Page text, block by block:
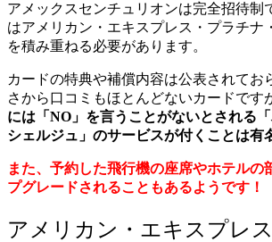
アメックスセンチュリオンは完全招待制
はアメリカン・エキスプレス・プラチナ
を積み重ねる必要があります。
カードの特典や補償内容は公表されてお
さから口コミもほとんどないカードです
には「NO」を言うことがないとされる
シェルジュ」のサービスが付くことは有
また、予約した飛行機の座席やホテルの
プグレードされることもあるようです！
アメリカン・エキスプレ